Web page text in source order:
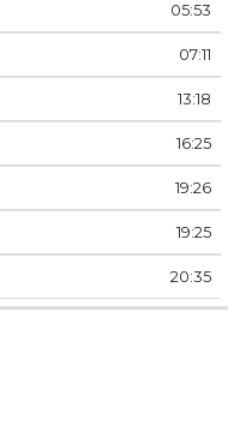
05:53
07:11
13:18
16:25
19:26
19:25
20:35